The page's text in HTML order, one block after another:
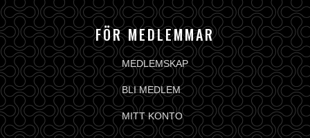
FÖR MEDLEMMAR
MEDLEMSKAP
BLI MEDLEM
MITT KONTO